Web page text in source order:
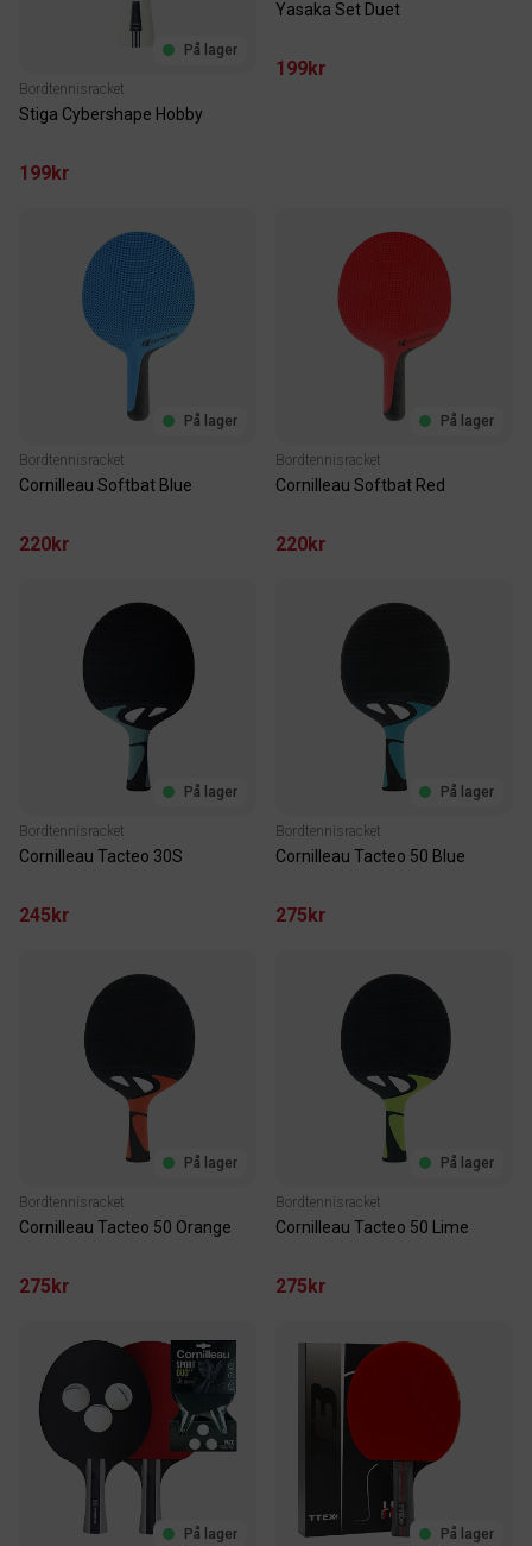
På lager
Bordtennisracket
Stiga Cybershape Hobby
199kr
Yasaka Set Duet
199kr
På lager
Bordtennisracket
Cornilleau Softbat Blue
220kr
På lager
Bordtennisracket
Cornilleau Softbat Red
220kr
På lager
Bordtennisracket
Cornilleau Tacteo 30S
245kr
På lager
Bordtennisracket
Cornilleau Tacteo 50 Blue
275kr
På lager
Bordtennisracket
Cornilleau Tacteo 50 Orange
275kr
På lager
Bordtennisracket
Cornilleau Tacteo 50 Lime
275kr
På lager På lager